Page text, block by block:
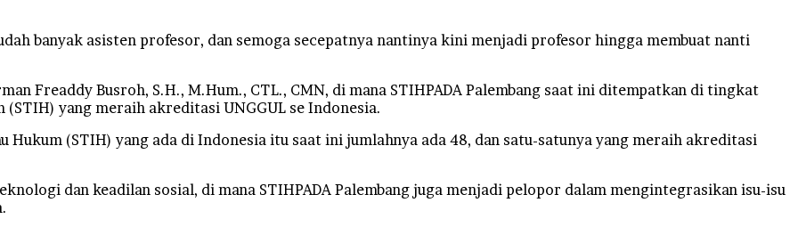
banyak asisten profesor, dan semoga secepatnya nantinya kini menjadi profesor hingga membuat nanti
Freaddy Busroh, S.H., M.Hum., CTL., CMN, di mana STIHPADA Palembang saat ini ditempatkan di tingkat
yang meraih akreditasi UNGGUL se Indonesia.
(STIH) yang ada di Indonesia itu saat ini jumlahnya ada 48, dan satu-satunya yang meraih akreditasi
dan keadilan sosial, di mana STIHPADA Palembang juga menjadi pelopor dalam mengintegrasikan isu-isu